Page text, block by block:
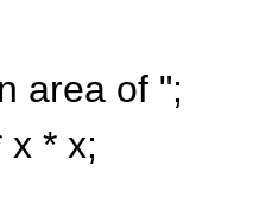
area of ";
x * x;